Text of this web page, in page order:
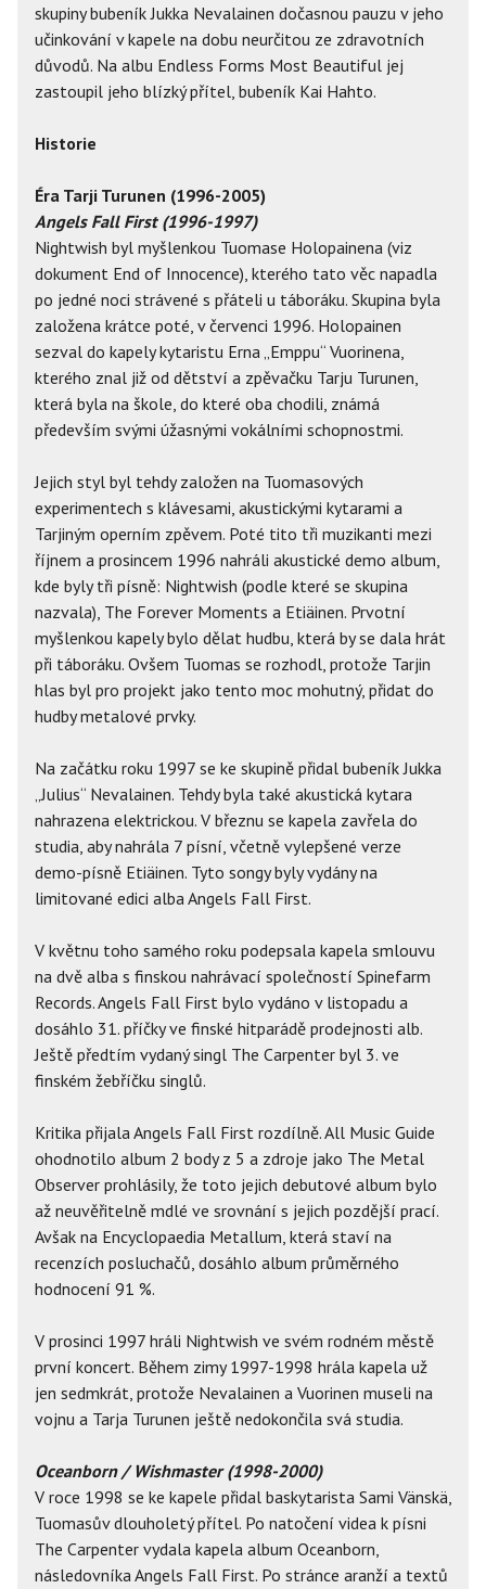
skupiny bubeník Jukka Nevalainen dočasnou pauzu v jeho
učinkování v kapele na dobu neurčitou ze zdravotních
důvodů. Na albu Endless Forms Most Beautiful jej
zastoupil jeho blízký přítel, bubeník Kai Hahto.
Historie
Éra Tarji Turunen (1996-2005)
Angels Fall First (1996-1997)
Nightwish byl myšlenkou Tuomase Holopainena (viz
dokument End of Innocence), kterého tato věc napadla
po jedné noci strávené s přáteli u táboráku. Skupina byla
založena krátce poté, v červenci 1996. Holopainen
sezval do kapely kytaristu Erna „Emppu“ Vuorinena,
kterého znal již od dětství a zpěvačku Tarju Turunen,
která byla na škole, do které oba chodili, známá
především svými úžasnými vokálními schopnostmi.
Jejich styl byl tehdy založen na Tuomasových
experimentech s klávesami, akustickými kytarami a
Tarjiným operním zpěvem. Poté tito tři muzikanti mezi
říjnem a prosincem 1996 nahráli akustické demo album,
kde byly tři písně: Nightwish (podle které se skupina
nazvala), The Forever Moments a Etiäinen. Prvotní
myšlenkou kapely bylo dělat hudbu, která by se dala hrát
při táboráku. Ovšem Tuomas se rozhodl, protože Tarjin
hlas byl pro projekt jako tento moc mohutný, přidat do
hudby metalové prvky.
Na začátku roku 1997 se ke skupině přidal bubeník Jukka
„Julius“ Nevalainen. Tehdy byla také akustická kytara
nahrazena elektrickou. V březnu se kapela zavřela do
studia, aby nahrála 7 písní, včetně vylepšené verze
demo-písně Etiäinen. Tyto songy byly vydány na
limitované edici alba Angels Fall First.
V květnu toho samého roku podepsala kapela smlouvu
na dvě alba s finskou nahrávací společností Spinefarm
Records. Angels Fall First bylo vydáno v listopadu a
dosáhlo 31. příčky ve finské hitparádě prodejnosti alb.
Ještě předtím vydaný singl The Carpenter byl 3. ve
finském žebříčku singlů.
Kritika přijala Angels Fall First rozdílně. All Music Guide
ohodnotilo album 2 body z 5 a zdroje jako The Metal
Observer prohlásily, že toto jejich debutové album bylo
až neuvěřitelně mdlé ve srovnání s jejich pozdější prací.
Avšak na Encyclopaedia Metallum, která staví na
recenzích posluchačů, dosáhlo album průměrného
hodnocení 91 %.
V prosinci 1997 hráli Nightwish ve svém rodném městě
první koncert. Během zimy 1997-1998 hrála kapela už
jen sedmkrát, protože Nevalainen a Vuorinen museli na
vojnu a Tarja Turunen ještě nedokončila svá studia.
Oceanborn / Wishmaster (1998-2000)
V roce 1998 se ke kapele přidal baskytarista Sami Vänskä,
Tuomasův dlouholetý přítel. Po natočení videa k písni
The Carpenter vydala kapela album Oceanborn,
následovníka Angels Fall First. Po stránce aranží a textů